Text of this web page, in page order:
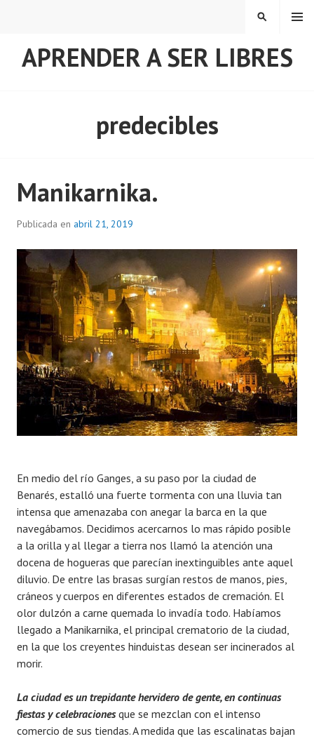
APRENDER A SER LIBRES
MENÚ
BUSCAR
predecibles
Manikarnika.
Publicada en abril 21, 2019
En medio del río Ganges, a su paso por la ciudad de
Benarés, estalló una fuerte tormenta con una lluvia tan
intensa que amenazaba con anegar la barca en la que
navegábamos. Decidimos acercarnos lo mas rápido posible
a la orilla y al llegar a tierra nos llamó la atención una
docena de hogueras que parecían inextinguibles ante aquel
diluvio. De entre las brasas surgían restos de manos, pies,
cráneos y cuerpos en diferentes estados de cremación. El
olor dulzón a carne quemada lo invadía todo. Habíamos
llegado a Manikarnika, el principal crematorio de la ciudad,
en la que los creyentes hinduistas desean ser incinerados al
morir.
La ciudad es un trepidante hervidero de gente, en continuas
fiestas y celebracionesque se mezclan con el intenso
comercio de sus tiendas. A medida que las escalinatas bajan